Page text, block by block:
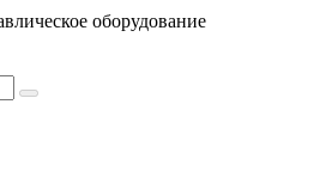
оборудование